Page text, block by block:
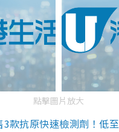
點擊圖片放大
款抗原快速檢測劑！低